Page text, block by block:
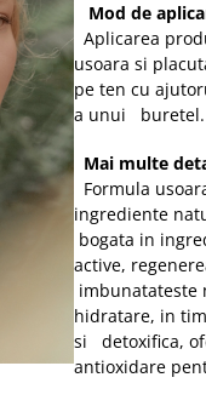
Mod de
Aplicarea
usoara si
pe ten cu
a unui buretel.
Mai multe
Formula
ingrediente
bogata in
active,
imbunatateste
hidratare, in
si detoxifica,
antioxidare